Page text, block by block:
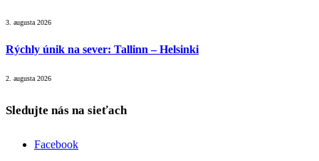
3. augusta 2026
Rýchly únik na sever: Tallinn – Helsinki
2. augusta 2026
Sledujte nás na sieťach
Facebook